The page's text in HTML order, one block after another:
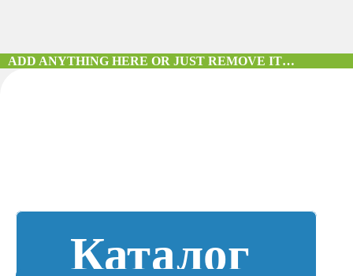
ADD ANYTHING HERE OR JUST REMOVE IT…
Каталог